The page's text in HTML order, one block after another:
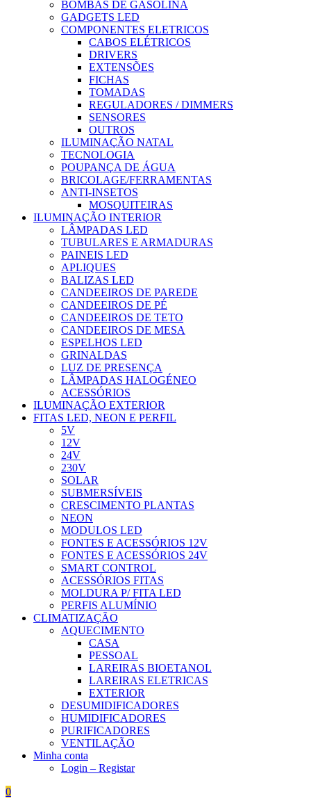
BOMBAS DE GASOLINA
GADGETS LED
COMPONENTES ELETRICOS
CABOS ELÉTRICOS
DRIVERS
EXTENSÕES
FICHAS
TOMADAS
REGULADORES / DIMMERS
SENSORES
OUTROS
ILUMINAÇÃO NATAL
TECNOLOGIA
POUPANÇA DE ÁGUA
BRICOLAGE/FERRAMENTAS
ANTI-INSETOS
MOSQUITEIRAS
ILUMINAÇÃO INTERIOR
LÂMPADAS LED
TUBULARES E ARMADURAS
PAINEIS LED
APLIQUES
BALIZAS LED
CANDEEIROS DE PAREDE
CANDEEIROS DE PÉ
CANDEEIROS DE TETO
CANDEEIROS DE MESA
ESPELHOS LED
GRINALDAS
LUZ DE PRESENÇA
LÂMPADAS HALOGÉNEO
ACESSÓRIOS
ILUMINAÇÃO EXTERIOR
FITAS LED, NEON E PERFIL
5V
12V
24V
230V
SOLAR
SUBMERSÍVEIS
CRESCIMENTO PLANTAS
NEON
MODULOS LED
FONTES E ACESSÓRIOS 12V
FONTES E ACESSÓRIOS 24V
SMART CONTROL
ACESSÓRIOS FITAS
MOLDURA P/ FITA LED
PERFIS ALUMÍNIO
CLIMATIZAÇÃO
AQUECIMENTO
CASA
PESSOAL
LAREIRAS BIOETANOL
LAREIRAS ELETRICAS
EXTERIOR
DESUMIDIFICADORES
HUMIDIFICADORES
PURIFICADORES
VENTILAÇÃO
Minha conta
Login – Registar
0